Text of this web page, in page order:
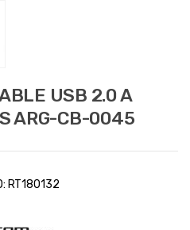
USB 2.0 A
ARG-CB-0045
RT180132